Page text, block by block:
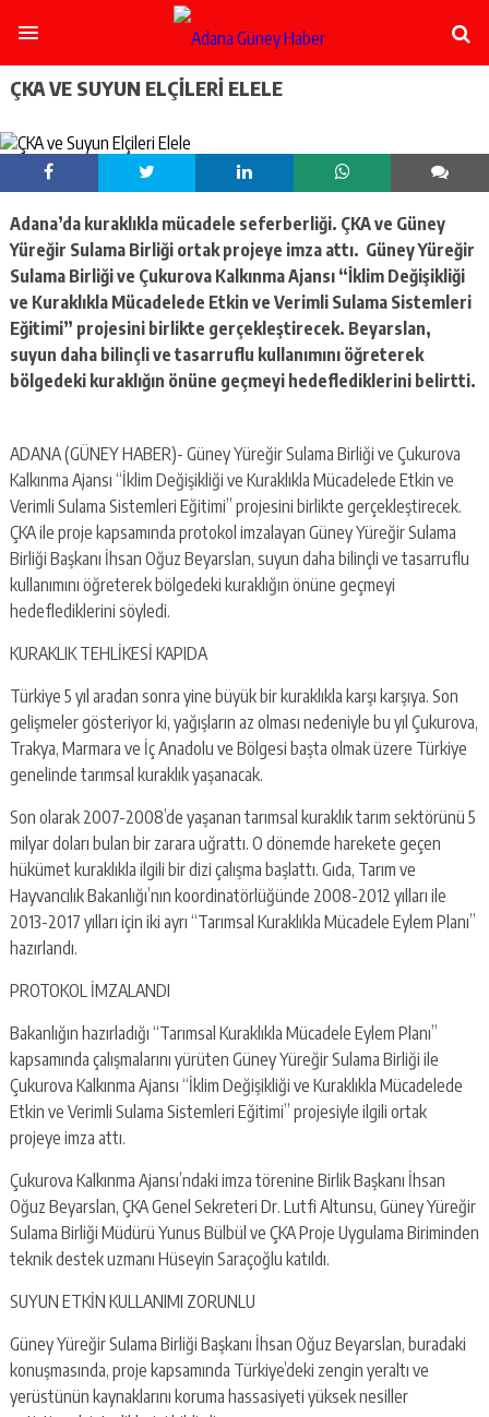
escort
ataşehir
escort
kadıköy
escort
ümraniye
escort
mecidiyeköy
escort
beşiktaş
escort
kartal
escort
maltepe
escort
ÇKA VE SUYUN ELÇILERI ELELE
Adana’da kuraklıkla mücadele seferberliği. ÇKA ve Güney
Yüreğir Sulama Birliği ortak projeye imza attı. Güney Yüreğir
Sulama Birliği ve Çukurova Kalkınma Ajansı “İklim Değişikliği
ve Kuraklıkla Mücadelede Etkin ve Verimli Sulama Sistemleri
Eğitimi” projesini birlikte gerçekleştirecek. Beyarslan,
suyun daha bilinçli ve tasarruflu kullanımını öğreterek
bölgedeki kuraklığın önüne geçmeyi hedeflediklerini belirtti.
ADANA (GÜNEY HABER)- Güney Yüreğir Sulama Birliği ve Çukurova
Kalkınma Ajansı “İklim Değişikliği ve Kuraklıkla Mücadelede Etkin ve
Verimli Sulama Sistemleri Eğitimi” projesini birlikte gerçekleştirecek.
ÇKA ile proje kapsamında protokol imzalayan Güney Yüreğir Sulama
Birliği Başkanı İhsan Oğuz Beyarslan, suyun daha bilinçli ve tasarruflu
kullanımını öğreterek bölgedeki kuraklığın önüne geçmeyi
hedeflediklerini söyledi.
KURAKLIK TEHLİKESİ KAPIDA
Türkiye 5 yıl aradan sonra yine büyük bir kuraklıkla karşı karşıya. Son
gelişmeler gösteriyor ki, yağışların az olması nedeniyle bu yıl Çukurova,
Trakya, Marmara ve İç Anadolu ve Bölgesi başta olmak üzere Türkiye
genelinde tarımsal kuraklık yaşanacak.
Son olarak 2007-2008’de yaşanan tarımsal kuraklık tarım sektörünü 5
milyar doları bulan bir zarara uğrattı. O dönemde harekete geçen
hükümet kuraklıkla ilgili bir dizi çalışma başlattı. Gıda, Tarım ve
Hayvancılık Bakanlığı’nın koordinatörlüğünde 2008-2012 yılları ile
2013-2017 yılları için iki ayrı “Tarımsal Kuraklıkla Mücadele Eylem Planı”
hazırlandı.
PROTOKOL İMZALANDI
Bakanlığın hazırladığı “Tarımsal Kuraklıkla Mücadele Eylem Planı”
kapsamında çalışmalarını yürüten Güney Yüreğir Sulama Birliği ile
Çukurova Kalkınma Ajansı “İklim Değişikliği ve Kuraklıkla Mücadelede
Etkin ve Verimli Sulama Sistemleri Eğitimi” projesiyle ilgili ortak
projeye imza attı.
Çukurova Kalkınma Ajansı’ndaki imza törenine Birlik Başkanı İhsan
Oğuz Beyarslan, ÇKA Genel Sekreteri Dr. Lutfi Altunsu, Güney Yüreğir
Sulama Birliği Müdürü Yunus Bülbül ve ÇKA Proje Uygulama Biriminden
teknik destek uzmanı Hüseyin Saraçoğlu katıldı.
SUYUN ETKİN KULLANIMI ZORUNLU
Güney Yüreğir Sulama Birliği Başkanı İhsan Oğuz Beyarslan, buradaki
konuşmasında, proje kapsamında Türkiye’deki zengin yeraltı ve
yerüstünün kaynaklarını koruma hassasiyeti yüksek nesiller